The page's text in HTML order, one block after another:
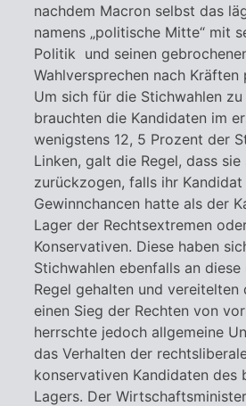
nachdem Macron selbst das
namens „politische Mitte“ mit
Politik und seinen
Wahlversprechen nach
Um sich für die Stichwahlen
brauchten die Kandidaten im
wenigstens 12, 5 Prozent der
Linken, galt die Regel, dass sie
zurückzogen, falls ihr
Gewinnchancen hatte als der
Lager der Rechtsextremen
Konservativen. Diese haben
Stichwahlen ebenfalls an diese
Regel gehalten und vereitelten
einen Sieg der Rechten von
herrschte jedoch allgemeine
das Verhalten der
konservativen Kandidaten des
Lagers. Der